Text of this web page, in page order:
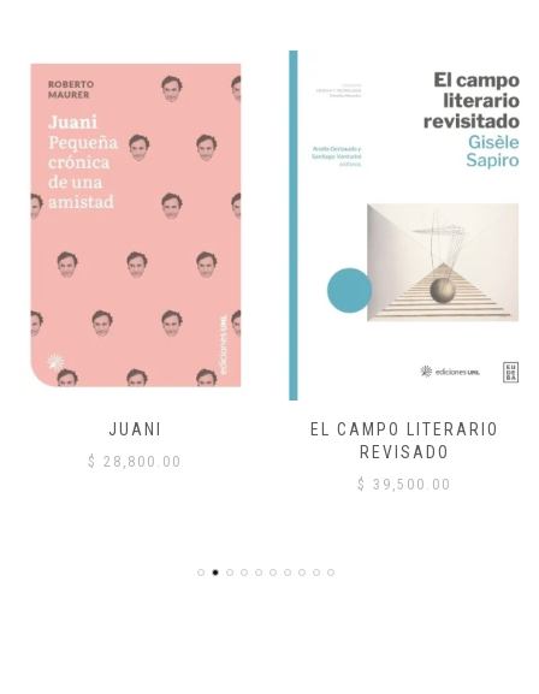
JUANI
$ 28,800.00
EL CAMPO LITERARIO
REVISADO
$ 39,500.00